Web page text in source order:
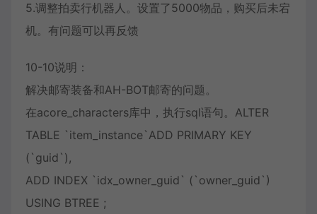
5.调整拍卖行机器人。设置了5000物品，购买后未宕
机。有问题可以再反馈
10-10说明：
解决邮寄装备和AH-BOT邮寄的问题。
在acore_characters库中，执行sql语句。ALTER
TABLE `item_instance`ADD PRIMARY KEY
(`guid`),
ADD INDEX `idx_owner_guid` (`owner_guid`)
USING BTREE ;